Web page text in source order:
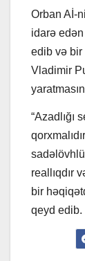
Orban Aİ-
idarə
edib və
Vladimir
“Azadlığı
reallıqdır
bir
qeyd edib.